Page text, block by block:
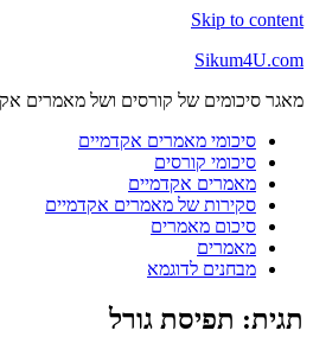
Skip to content
Sikum4U.com
מאגר סיכומים של קורסים ושל מאמרים
סיכומי מאמרים אקדמיים
סיכומי קורסים
מאמרים אקדמיים
סקירות של מאמרים אקדמיים
סיכום מאמרים
מאמרים
מבחנים לדוגמא
תגית: תפיסת גורל